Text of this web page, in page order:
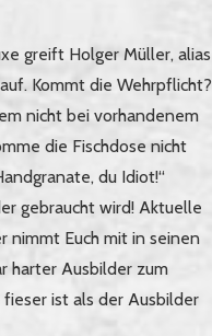
greift Holger Müller, alias
Kommt die Wehrpflicht?
nicht bei vorhandenem
die Fischdose nicht
du Idiot!“
gebraucht wird! Aktuelle
nimmt Euch mit in seinen
harter Ausbilder zum
ist als der Ausbilder